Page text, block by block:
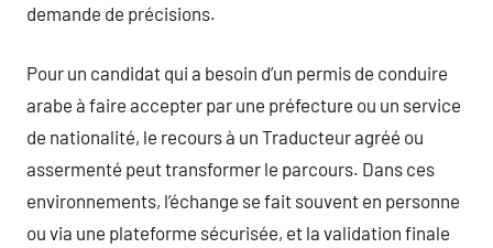
demande de précisions.
Pour un candidat qui a besoin d’un permis de conduire
arabe à faire accepter par une préfecture ou un service
de nationalité, le recours à un Traducteur agréé ou
assermenté peut transformer le parcours. Dans ces
environnements, l’échange se fait souvent en personne
ou via une plateforme sécurisée, et la validation finale